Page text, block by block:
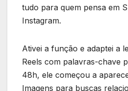
tudo para quem pensa em
Instagram.
Ativei a função e adaptei a
Reels com palavras-chave
48h, ele começou a
Imagens para buscas